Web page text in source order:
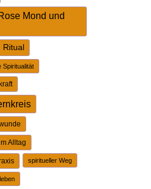
Mond und
Ritual
Spiritualität
Alltag
spiritueller Weg